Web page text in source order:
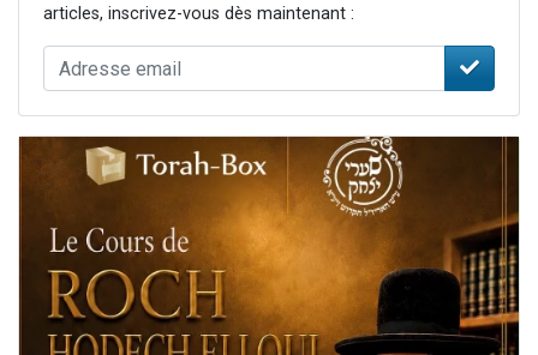
articles, inscrivez-vous dès maintenant :